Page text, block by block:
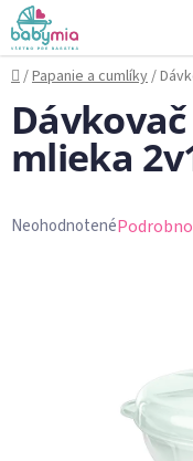
Prejsť
na
obsah
Domov
/Papanie a cumlíky/
mlieka
Priemerné
Neohodnotené